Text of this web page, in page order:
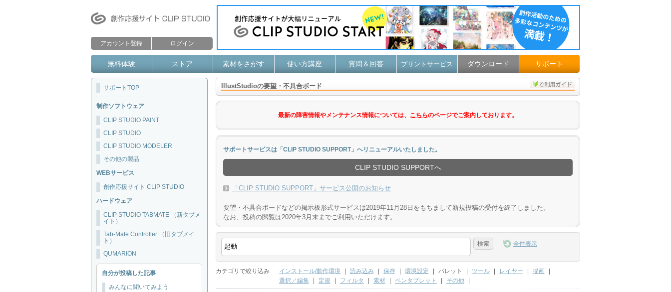
アカウント登録 ログイン
無料体験 ストア 素材をさがす 使い方講座 質問＆回答 プリントサービス ダウンロード サポート
サポートTOP
制作ソフトウェア
CLIP STUDIO PAINT
CLIP STUDIO
CLIP STUDIO MODELER
その他の製品
WEBサービス
創作応援サイト CLIP STUDIO
ハードウェア
CLIP STUDIO TABMATE （新タブメ
イト）
Tab-Mate Controller （旧タブメイ
ト）
QUMARION
自分が投稿した記事
みんなに聞いてみよう
IllustStudioの要望・不具合ボード
最新の障害情報やメンテナンス情報については、 こちらのページでご案内しております。
サポートサービスは「CLIP STUDIO SUPPORT」へリニューアルいたしました。
CLIP STUDIO SUPPORTへ
「CLIP STUDIO SUPPORT」サービス公開のお知らせ
要望・不具合ボードなどの掲示板形式サービスは2019年11月28日をもちまして新規投稿の受付を終了しました。
なお、投稿の閲覧は2020年3月末までご利用いただけます。
全件表示
カテゴリで絞り込み インストール/動作環境 読み込み 保存 環境設定 パレット ツール レイヤー 描画
選択／編集
定規 フィルタ 素材 ペンタブレット その他